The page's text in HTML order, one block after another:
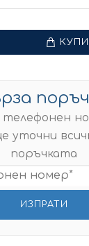
КУПИ
уточни
поръчката